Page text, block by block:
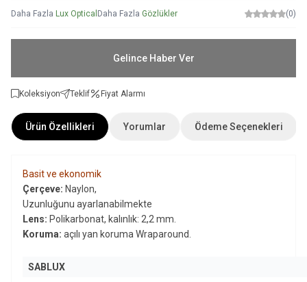
Daha Fazla Lux Optical Daha Fazla Gözlükler (0)
Gelince Haber Ver
Koleksiyon Teklif Fiyat Alarmı
Ürün Özellikleri Yorumlar Ödeme Seçenekleri
Basit ve ekonomik
Çerçeve: Naylon,
Uzunluğunu ayarlanabilmekte
Lens: Polikarbonat, kalınlık: 2,2 mm.
Koruma: açılı yan koruma Wraparound.
SABLUX